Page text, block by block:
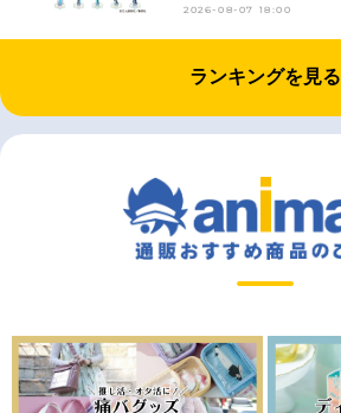
2026-08-07 18:00
ランキングを見る